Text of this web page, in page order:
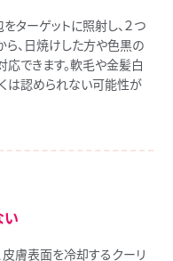
ターゲットに照射し、２つ
、日焼けした方や色黒の
できます。軟毛や金髪白
は認められない可能性が
い
膚表面を冷却するクーリ